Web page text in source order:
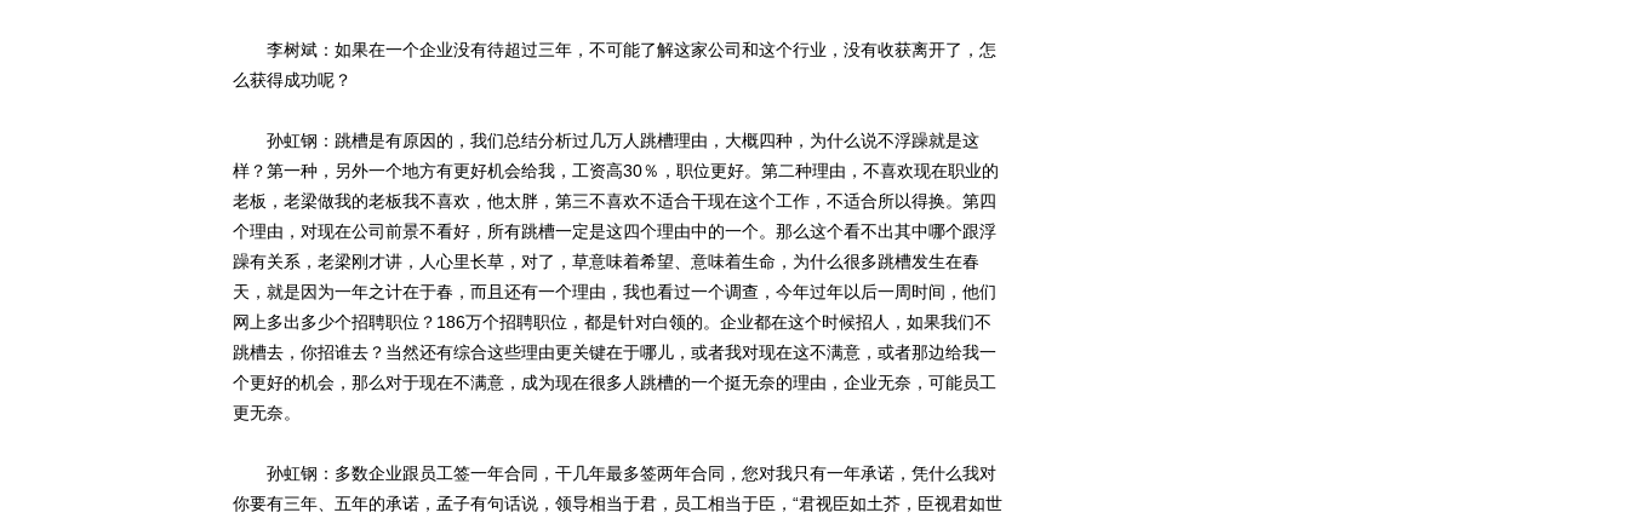
李树斌：如果在一个企业没有待超过三年，不可能了解这家公司和这个行业，没有收获离开了，怎
么获得成功呢？
孙虹钢：跳槽是有原因的，我们总结分析过几万人跳槽理由，大概四种，为什么说不浮躁就是这
样？第一种，另外一个地方有更好机会给我，工资高30％，职位更好。第二种理由，不喜欢现在职业的
老板，老梁做我的老板我不喜欢，他太胖，第三不喜欢不适合干现在这个工作，不适合所以得换。第四
个理由，对现在公司前景不看好，所有跳槽一定是这四个理由中的一个。那么这个看不出其中哪个跟浮
躁有关系，老梁刚才讲，人心里长草，对了，草意味着希望、意味着生命，为什么很多跳槽发生在春
天，就是因为一年之计在于春，而且还有一个理由，我也看过一个调查，今年过年以后一周时间，他们
网上多出多少个招聘职位？186万个招聘职位，都是针对白领的。企业都在这个时候招人，如果我们不
跳槽去，你招谁去？当然还有综合这些理由更关键在于哪儿，或者我对现在这不满意，或者那边给我一
个更好的机会，那么对于现在不满意，成为现在很多人跳槽的一个挺无奈的理由，企业无奈，可能员工
更无奈。
孙虹钢：多数企业跟员工签一年合同，干几年最多签两年合同，您对我只有一年承诺，凭什么我对
你要有三年、五年的承诺，孟子有句话说，领导相当于君，员工相当于臣，“君视臣如土芥，臣视君如世